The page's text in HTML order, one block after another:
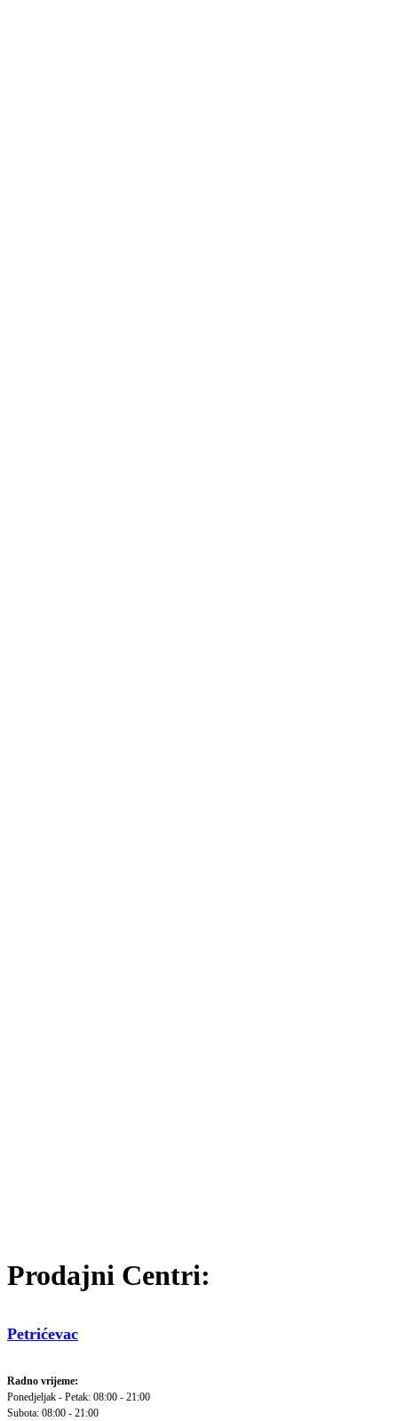
Prodajni Centri:
Petrićevac
Radno vrijeme:
Ponedjeljak - Petak: 08:00 - 21:00
Subota: 08:00 - 21:00